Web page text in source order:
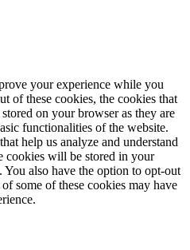
your experience while you
of these cookies, the cookies that
on your browser as they are
functionalities of the website.
help us analyze and understand
cookies will be stored in your
also have the option to opt-out
some of these cookies may have